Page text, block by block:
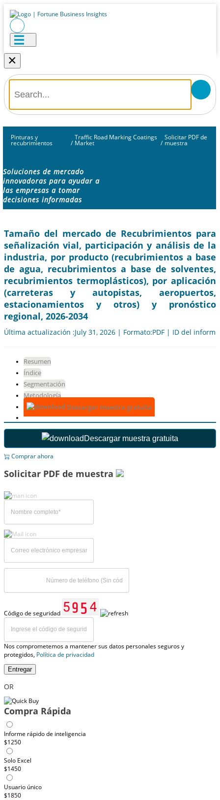
×
Pinturas y
recubrimientos /
Traffic Road Marking Coatings
Market /
Solicitar PDF de
muestra
Soluciones de mercado
innovadoras para ayudar a
las empresas a tomar
decisiones informadas
Tamaño del mercado de Recubrimientos para
señalización vial, participación y análisis de la
industria, por producto (recubrimientos a base
de agua, recubrimientos a base de solventes,
recubrimientos termoplásticos), por aplicación
(carreteras y autopistas, aeropuertos,
estacionamientos y otros) y pronóstico
regional, 2026-2034
Última actualización :July 31, 2026 | Formato:PDF | ID del
Resumen
Índice
Segmentación
Metodología
Descargar muestra gratuita
Descargar muestra gratuita
Comprar ahora
Solicitar PDF de muestra
Código de seguridad
Nos comprometemos a mantener sus datos personales seguros y
protegidos, Política de privacidad
Entregar
OR
Compra Rápida
Informe rápido de inteligencia
$1250
Solo Excel
$1450
Usuario único
$1850